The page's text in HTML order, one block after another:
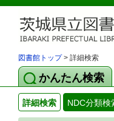
図書館トップ> 詳細検索
かんたん検索
詳細検索 NDC分類検